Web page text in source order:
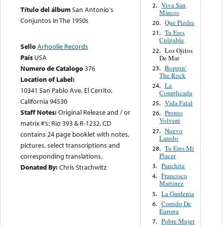
Título del álbumSan Antonio's
Conjuntos In The 1950s
SelloArhoolie Records
País USA
Numero de Catalogo376
Location of Label:
10341 San Pablo Ave. El Cerrito,
California 94530
Staff Notes:Original Release and / or
matrix #’s: Rio 393 & R-1232. CD
contains 24 page booklet with notes,
pictures, select transcriptions and
corresponding translations.
Donated By:Chris Strachwitz
2. Viva San
Marcos
20. Que Piedra
21. Tu Eres
Culpable
22. Los Ojitos
De Mar
23. Boppin'
The Rock
24. La
Complicada
25. Vida Fatal
26. Pronto
Volveré
27. Nuevo
Laredo
28. Tu Eres Mi
Placer
3. Panchita
4. Francisco
Martínez
5. La Gardenia
6. Corrido De
Europa
7. Pobre Mujer